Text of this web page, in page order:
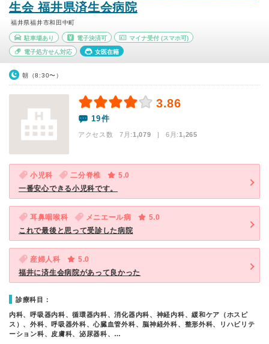
生会 福井県済生会病院
福井県福井市和田中町
駐車場あり 電子決済可 マイナ受付 (スマホ可)
電子処方せん対応 女医在籍
朝（8:30〜）
3.86
19件
アクセス数 7月:1,079 | 6月:1,265
小児科 二分脊椎
5.0
一番安心できる小児科です。
耳鼻咽喉科 メニエール病
5.0
これで最後と思って受診した病院
産婦人科
5.0
福井に済生会病院があって良かった
診療科目：
内科、呼吸器内科、循環器内科、消化器内科、神経内科、緩和ケア（ホスピ
ス）、外科、呼吸器外科、心臓血管外科、脳神経外科、整形外科、リハビリテ
ーション科、皮膚科、泌尿器科、…